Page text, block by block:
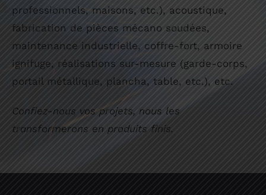
professionnels, maisons, etc.), acoustique,
fabrication de pièces mécano soudées,
maintenance industrielle, coffre-fort, armoire
ignifuge, réalisations sur-mesure (garde-corps,
portail métallique, plancha, table, etc.), etc.
Confiez-nous vos projets, nous les
transformerons en produits finis.